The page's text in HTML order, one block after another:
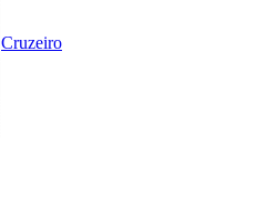
Cruzeiro